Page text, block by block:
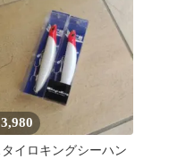
3,980
タイロキングシーハン